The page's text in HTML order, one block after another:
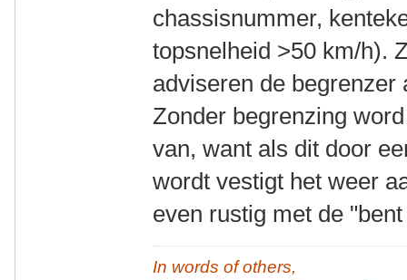
chassisnummer,
topsnelheid >50 km/h).
adviseren de begrenzer
Zonder begrenzing
van, want als dit door
wordt vestigt het weer
even rustig met de
In words of others,